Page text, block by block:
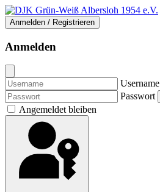
Anmelden / Registrieren
Anmelden
Username
Passwort
Angemeldet bleiben